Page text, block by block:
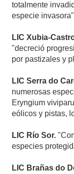
totalmente
especie
LIC Xubia-
"decreció
por pastizales y
LIC Serra do
numerosas
Eryngium
eólicos y pistas,
LIC Río Sor.
especies
LIC Brañas do